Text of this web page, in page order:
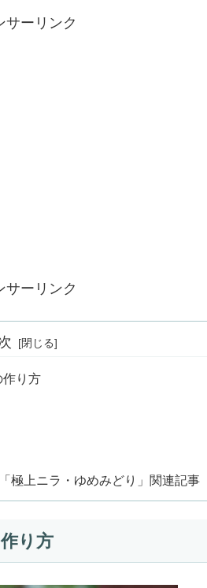
サーリンク
サーリンク
作り方
極上ニラ・ゆめみどり」関連記事
り方